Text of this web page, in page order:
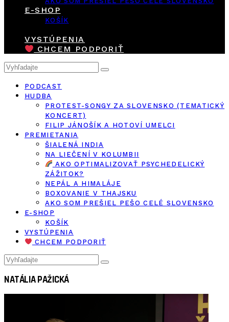
E-SHOP
KOŠÍK
VYSTÚPENIA
CHCEM PODPORIŤ
PODCAST
HUDBA
PROTEST-SONGY ZA SLOVENSKO (TEMATICKÝ
KONCERT)
FILIP JÁNOŠÍK A HOTOVÍ UMELCI
PREMIETANIA
ŠIALENÁ INDIA
NA LIEČENÍ V KOLUMBII
AKO OPTIMALIZOVAŤ PSYCHEDELICKÝ
ZÁŽITOK?
NEPÁL A HIMALÁJE
BOXOVANIE V THAJSKU
AKO SOM PREŠIEL PEŠO CELÉ SLOVENSKO
E-SHOP
KOŠÍK
VYSTÚPENIA
CHCEM PODPORIŤ
NATÁLIA PAŽICKÁ